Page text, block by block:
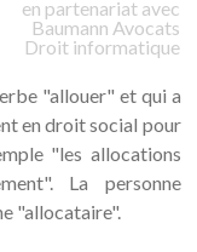
en partenariat avec
Baumann Avocats
Droit informatique
"allouer" et qui a
en droit social pour
"les allocations
La personne
"allocataire".